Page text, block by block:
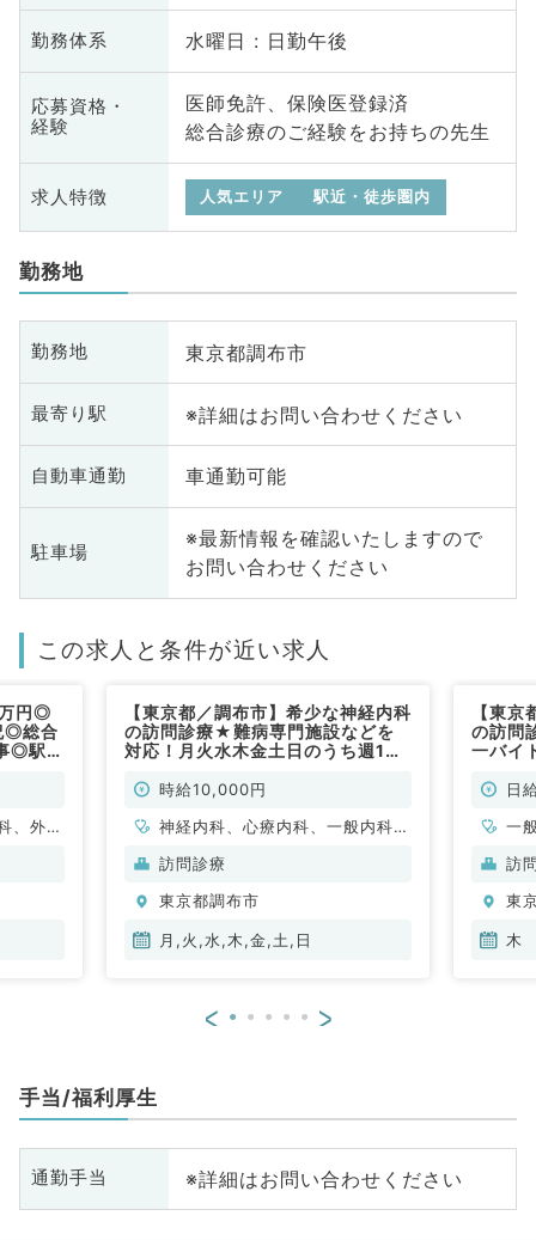
勤務体系 水曜日 : 日勤午後
応募資格・
経験
医師免許、保険医登録済
総合診療のご経験をお持ちの先生
求人特徴 人気エリア 駅近・徒歩圏内
勤務地
勤務地 東京都調布市
最寄り駅 ※詳細はお問い合わせください
自動車通勤 車通勤可能
駐車場
※最新情報を確認いたしますので
お問い合わせください
この求人と条件が近い求人
円◎
◎総合
◎駅徒
、外科
【東京都／調布市】希少な神経内科
の訪問診療★難病専門施設などを
対応！月火水木金土日のうち週1日
験の先生歓迎！訪問診療のお仕事で
時給10,000円
神経内科、心療内科、一般内科、
循環器内科、呼吸器内科、消化器
科、老年内科、膠原病科
訪問診療
東京都調布市
月,火,水,木,金,土,日
【東
の訪問
一バイ
日
一
訪
東
木
< >
手当/福利厚生
通勤手当 ※詳細はお問い合わせください